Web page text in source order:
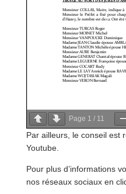
Page 1 / 11
Par ailleurs, le conseil est
Youtube.
Pour plus d’informations
nos réseaux sociaux en